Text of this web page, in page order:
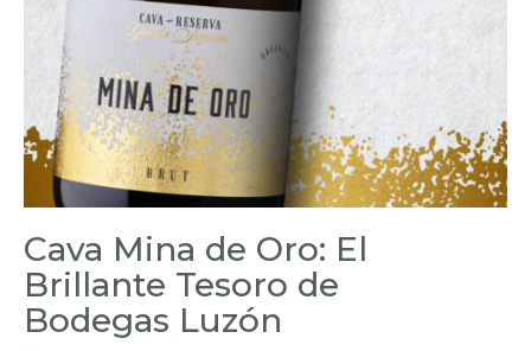
Cava Mina de Oro: El
Brillante Tesoro de
Bodegas Luzón